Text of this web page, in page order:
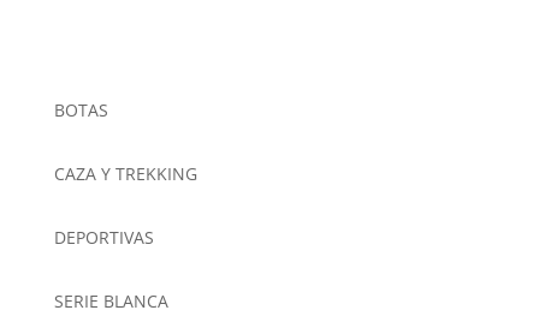
BOTAS
CAZA Y TREKKING
DEPORTIVAS
SERIE BLANCA